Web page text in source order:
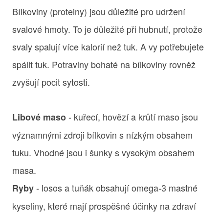
Bílkoviny (proteiny) jsou důležité pro udržení
svalové hmoty. To je důležité při hubnutí, protože
svaly spalují více kalorií než tuk. A vy potřebujete
spálit tuk. Potraviny bohaté na bílkoviny rovněž
zvyšují pocit sytosti.
Libové maso- kuřecí, hovězí a krůtí maso jsou
významnými zdroji bílkovin s nízkým obsahem
tuku. Vhodné jsou i šunky s vysokým obsahem
masa.
Ryby- losos a tuňák obsahují omega-3 mastné
kyseliny, které mají prospěšné účinky na zdraví